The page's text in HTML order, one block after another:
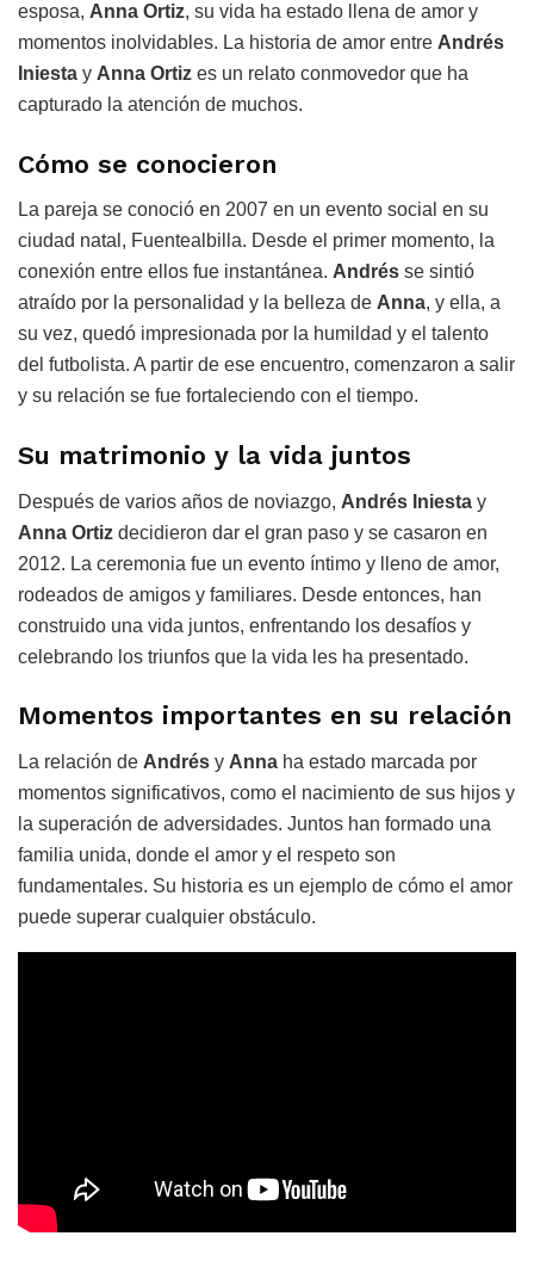
esposa, Anna Ortiz, su vida ha estado llena de amor y
momentos inolvidables. La historia de amor entre Andrés
Iniesta y Anna Ortiz es un relato conmovedor que ha
capturado la atención de muchos.
Cómo se conocieron
La pareja se conoció en 2007 en un evento social en su
ciudad natal, Fuentealbilla. Desde el primer momento, la
conexión entre ellos fue instantánea. Andrés se sintió
atraído por la personalidad y la belleza de Anna, y ella, a
su vez, quedó impresionada por la humildad y el talento
del futbolista. A partir de ese encuentro, comenzaron a salir
y su relación se fue fortaleciendo con el tiempo.
Su matrimonio y la vida juntos
Después de varios años de noviazgo, Andrés Iniesta y
Anna Ortiz decidieron dar el gran paso y se casaron en
2012. La ceremonia fue un evento íntimo y lleno de amor,
rodeados de amigos y familiares. Desde entonces, han
construido una vida juntos, enfrentando los desafíos y
celebrando los triunfos que la vida les ha presentado.
Momentos importantes en su relación
La relación de Andrés y Anna ha estado marcada por
momentos significativos, como el nacimiento de sus hijos y
la superación de adversidades. Juntos han formado una
familia unida, donde el amor y el respeto son
fundamentales. Su historia es un ejemplo de cómo el amor
puede superar cualquier obstáculo.